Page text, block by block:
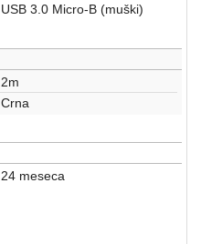
USB 3.0 Micro-B (muški)
2m
Crna
24 meseca